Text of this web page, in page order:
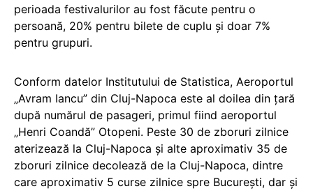
perioada festivalurilor au fost făcute pentru o
persoană, 20% pentru bilete de cuplu și doar 7%
pentru grupuri.
Conform datelor Institutului de Statistica, Aeroportul
„Avram Iancu” din Cluj-Napoca este al doilea din țară
după numărul de pasageri, primul fiind aeroportul
„Henri Coandă” Otopeni. Peste 30 de zboruri zilnice
aterizează la Cluj-Napoca și alte aproximativ 35 de
zboruri zilnice decolează de la Cluj-Napoca, dintre
care aproximativ 5 curse zilnice spre București, dar și